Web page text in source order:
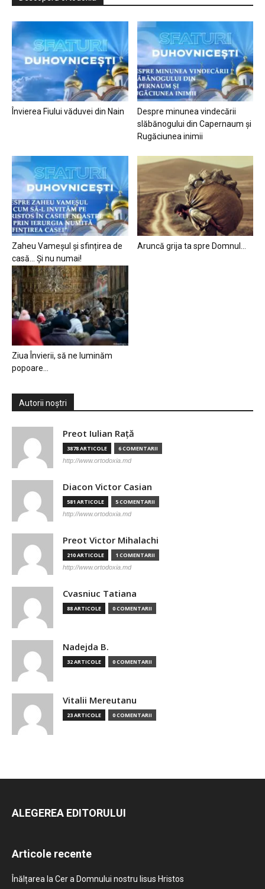
Învierea Fiului văduvei din Nain
Despre minunea vindecării
slăbănogului din Capernaum și
Rugăciunea inimii
Zaheu Vameșul și sfințirea de
casă… Și nu numai!
Aruncă grija ta spre Domnul…
Ziua Învierii, să ne luminăm
popoare…
Autorii noștri
Preot Iulian Raţă
3878 ARTICOLE 6 COMENTARII
http://www.ortodoxia.md
Diacon Victor Casian
581 ARTICOLE 5 COMENTARII
http://www.ortodoxia.md
Preot Victor Mihalachi
210 ARTICOLE 1 COMENTARII
http://www.ortodoxia.md
Cvasniuc Tatiana
88 ARTICOLE 0 COMENTARII
Nadejda B.
32 ARTICOLE 0 COMENTARII
Vitalii Mereutanu
23 ARTICOLE 0 COMENTARII
ALEGEREA EDITORULUI
Articole recente
Înălțarea la Cer a Domnului nostru Iisus Hristos